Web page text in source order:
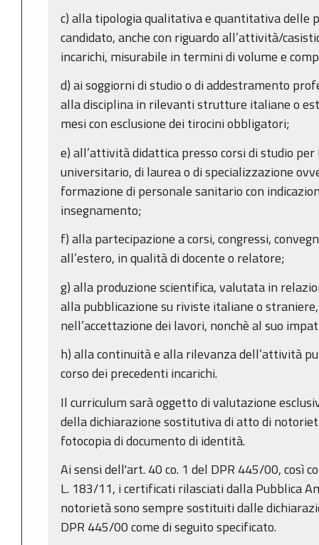
c) alla tipologia qualitativa e quantitativa
candidato, anche con riguardo all’attività/
incarichi, misurabile in termini di volume e
d) ai soggiorni di studio o di addestramento
alla disciplina in rilevanti strutture italiane o
mesi con esclusione dei tirocini obbligatori;
e) all’attività didattica presso corsi di studio
universitario, di laurea o di specializzazione
formazione di personale sanitario con
insegnamento;
f) alla partecipazione a corsi, congressi,
all’estero, in qualità di docente o relatore;
g) alla produzione scientifica, valutata in
alla pubblicazione su riviste italiane o
nell’accettazione dei lavori, nonchè al suo
h) alla continuità e alla rilevanza dell’attività
corso dei precedenti incarichi.
Il curriculum sarà oggetto di valutazione
della dichiarazione sostitutiva di atto di
fotocopia di documento di identità.
Ai sensi dell'art. 40 co. 1 del DPR 445/00, così
L. 183/11, i certificati rilasciati dalla Pubblica
notorietà sono sempre sostituiti dalle
DPR 445/00 come di seguito specificato.